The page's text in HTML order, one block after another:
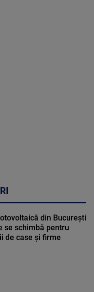
din București
se schimbă pentru
de case și firme